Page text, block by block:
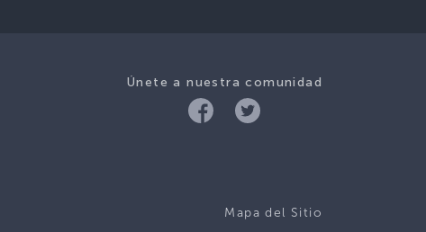
Únete a nuestra comunidad
Mapa del Sitio